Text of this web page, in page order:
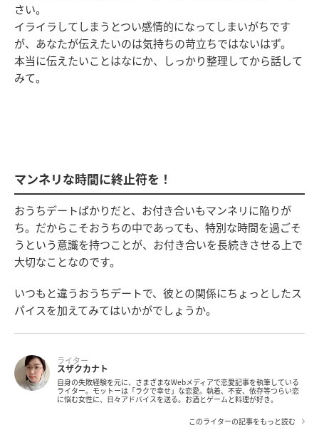
さい。
イライラしてしまうとつい感情的になってしまいがちです
が、あなたが伝えたいのは気持ちの苛立ちではないはず。
本当に伝えたいことはなにか、しっかり整理してから話して
みて。
マンネリな時間に終止符を！
おうちデートばかりだと、お付き合いもマンネリに陥りが
ち。だからこそおうちの中であっても、特別な時間を過ごそ
うという意識を持つことが、お付き合いを長続きさせる上で
大切なことなのです。
いつもと違うおうちデートで、彼との関係にちょっとしたス
パイスを加えてみてはいかがでしょうか。
ライター
スザクカナト
自身の失敗経験を元に、さまざまなWebメディアで恋愛記事を執筆している
ライター。モットーは「ラクで幸せ」な恋愛。執着、不安、依存等つらい恋
に悩む女性に、日々アドバイスを送る。お酒とゲームと料理が好き。
このライターの記事をもっと読む